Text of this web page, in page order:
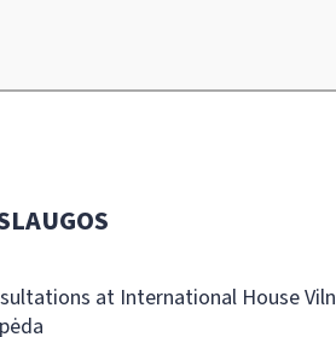
at International House